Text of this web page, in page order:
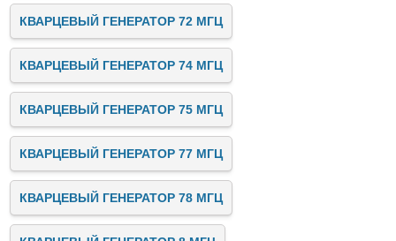
КВАРЦЕВЫЙ ГЕНЕРАТОР 72 МГЦ
КВАРЦЕВЫЙ ГЕНЕРАТОР 74 МГЦ
КВАРЦЕВЫЙ ГЕНЕРАТОР 75 МГЦ
КВАРЦЕВЫЙ ГЕНЕРАТОР 77 МГЦ
КВАРЦЕВЫЙ ГЕНЕРАТОР 78 МГЦ